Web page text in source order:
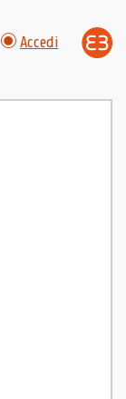
Accedi